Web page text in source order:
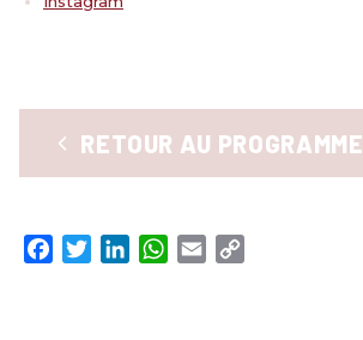
RETOUR AU PROGRAMME
Facebook
TwitterLinkedInWhatsApp
Email